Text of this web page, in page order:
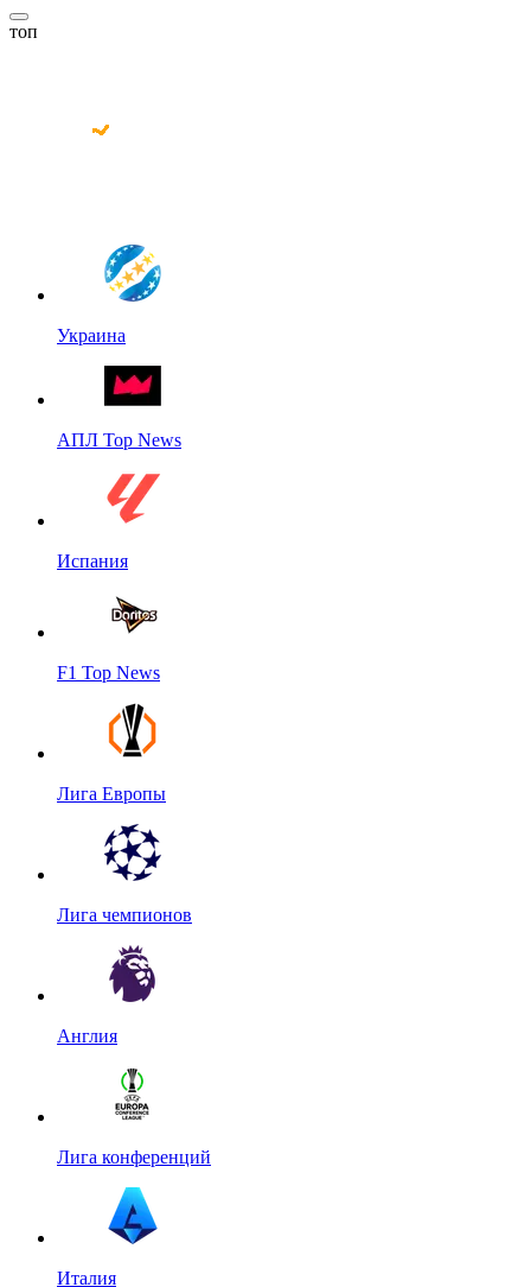
топ
Украина
АПЛ Top News
Испания
F1 Top News
Лига Европы
Лига чемпионов
Англия
Лига конференций
Италия